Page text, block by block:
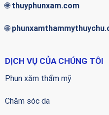
🌐thuyphunxam.com
🌐
DỊCH VỤ CỦA CHÚNG TÔI
Phun xăm thẩm mỹ
Chăm sóc da